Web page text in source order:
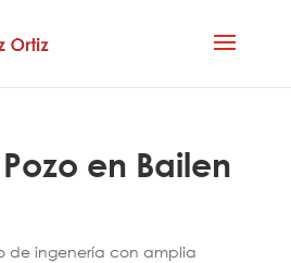
en Bailen
de ingenería con amplia